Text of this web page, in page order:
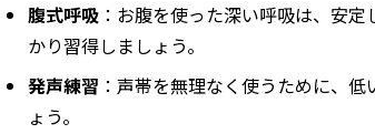
腹式呼吸 ：お腹を使った深い呼吸は、安
かり習得しましょう。
発声練習 ：声帯を無理なく使うために、
ょう。